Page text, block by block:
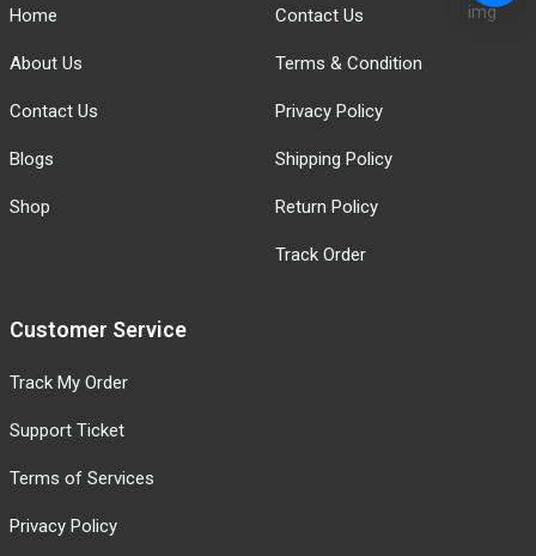
Home
About Us
Contact Us
Blogs
Shop
Contact Us
Terms & Condition
Privacy Policy
Shipping Policy
Return Policy
Track Order
Customer Service
Track My Order
Support Ticket
Terms of Services
Privacy Policy